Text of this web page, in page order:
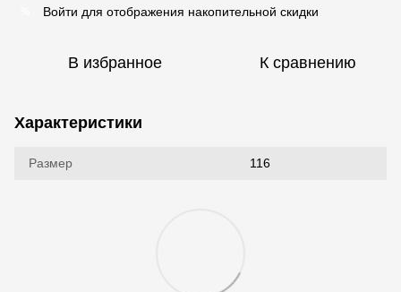
Войти для отображения накопительной скидки
В избранное К сравнению
Характеристики
Размер 116